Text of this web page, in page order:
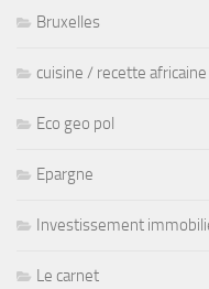
Bruxelles
cuisine / recette africaine
Eco geo pol
Epargne
Investissement
Le carnet